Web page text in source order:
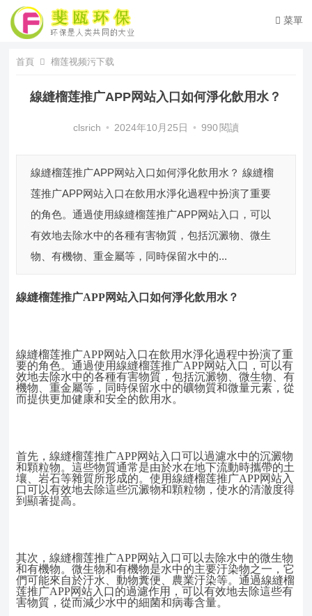
菜單
首頁 榴莲视频污下载
線縫榴莲推广APP网站入口如何淨化飲用水？
clsrich • 2024年10月25日 • 990 閱讀
線縫榴莲推广APP网站入口如何淨化飲用水？ 線縫榴
莲推广APP网站入口在飲用水淨化過程中扮演了重要
的角色。通過使用線縫榴莲推广APP网站入口，可以
有效地去除水中的各種有害物質，包括沉澱物、微生
物、有機物、重金屬等，同時保留水中的...
線縫榴莲推广APP网站入口如何淨化飲用水？
線縫榴莲推广APP网站入口在飲用水淨化過程中扮演了重
要的角色。通過使用線縫榴莲推广APP网站入口，可以有
效地去除水中的各種有害物質，包括沉澱物、微生物、有
機物、重金屬等，同時保留水中的礦物質和微量元素，從
而提供更加健康和安全的飲用水。
首先，線縫榴莲推广APP网站入口可以過濾水中的沉澱物
和顆粒物。這些物質通常是由於水在地下流動時攜帶的土
壤、岩石等雜質所形成的。使用線縫榴莲推广APP网站入
口可以有效地去除這些沉澱物和顆粒物，使水的清澈度得
到顯著提高。
其次，線縫榴莲推广APP网站入口可以去除水中的微生物
和有機物。微生物和有機物是水中的主要汙染物之一，它
們可能來自於汙水、動物糞便、農業汙染等。通過線縫榴
莲推广APP网站入口的過濾作用，可以有效地去除這些有
害物質，從而減少水中的細菌和病毒含量。